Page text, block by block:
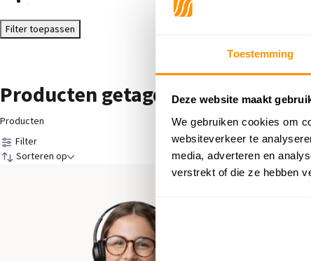
Toestemming
Deze website maakt
We gebruiken cookies om
websiteverkeer te
media, adverteren en
verstrekt of die ze hebben
Filter toepassen
Producten getagd met blueberry
Producten
Filter
Sorteren op